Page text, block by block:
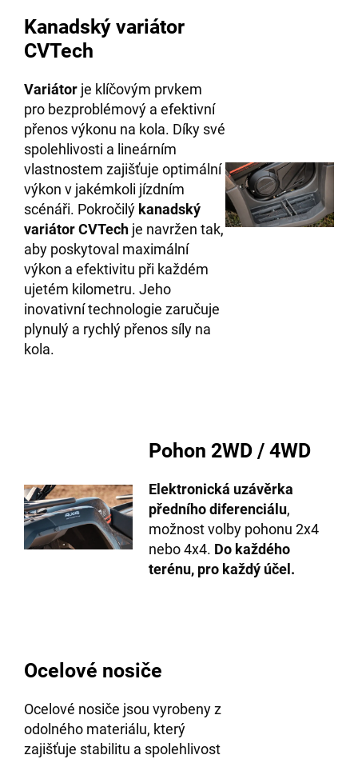
Kanadský variátor
CVTech
Variátor je klíčovým prvkem
pro bezproblémový a efektivní
přenos výkonu na kola. Díky své
spolehlivosti a lineárním
vlastnostem zajišťuje optimální
výkon v jakémkoli jízdním
scénáři. Pokročilý kanadský
variátor CVTech je navržen tak,
aby poskytoval maximální
výkon a efektivitu při každém
ujetém kilometru. Jeho
inovativní technologie zaručuje
plynulý a rychlý přenos síly na
kola.
Pohon 2WD / 4WD
Elektronická uzávěrka
předního diferenciálu,
možnost volby pohonu 2x4
nebo 4x4. Do každého
terénu, pro každý účel.
Ocelové nosiče
Ocelové nosiče jsou vyrobeny z
odolného materiálu, který
zajišťuje stabilitu a spolehlivost